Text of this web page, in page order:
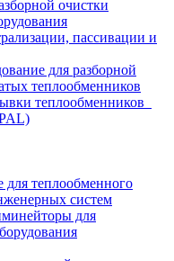
очистки
пассивации и
для разборной
теплообменников
теплообменников
теплообменного
систем
для